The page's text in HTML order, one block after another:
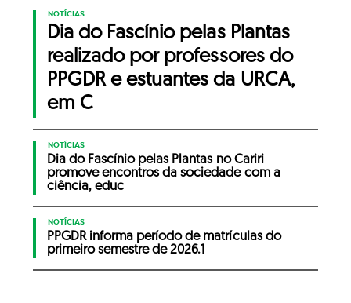
NOTÍCIAS
Dia do Fascínio pelas Plantas
realizado por professores do
PPGDR e estuantes da URCA,
em C
NOTÍCIAS
Dia do Fascínio pelas Plantas no Cariri
promove encontros da sociedade com a
ciência, educ
NOTÍCIAS
PPGDR informa período de matrículas do
primeiro semestre de 2026.1